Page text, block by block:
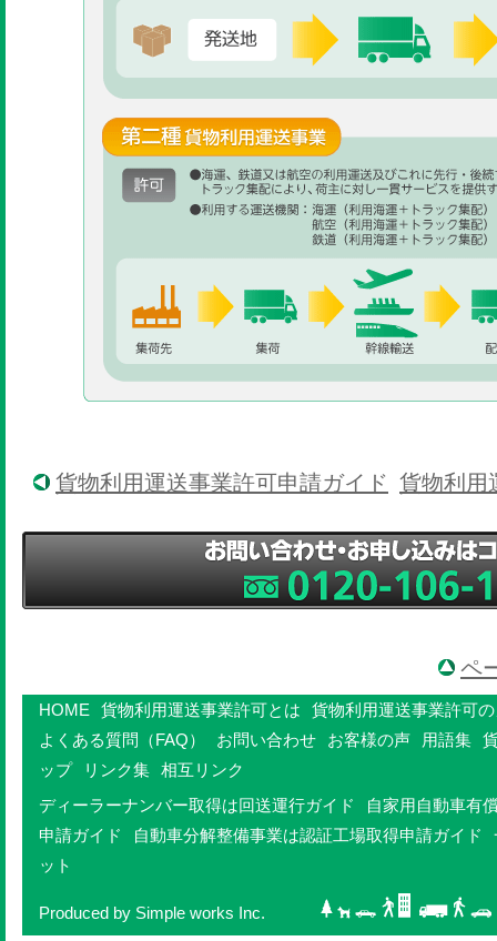
貨物利用運送事業許可申請ガイド 貨物利用
ペ
HOME 貨物利用運送事業許可とは
貨物利用運送事業許可
よくある質問（FAQ）
お問い合わせ お客様の声 用語集
ップ
リンク集 相互リンク
ディーラーナンバー取得は回送運行ガイド
自家用自動車有
申請ガイド
自動車分解整備事業は認証工場取得申請ガイド
ット
Produced by Simple works Inc.